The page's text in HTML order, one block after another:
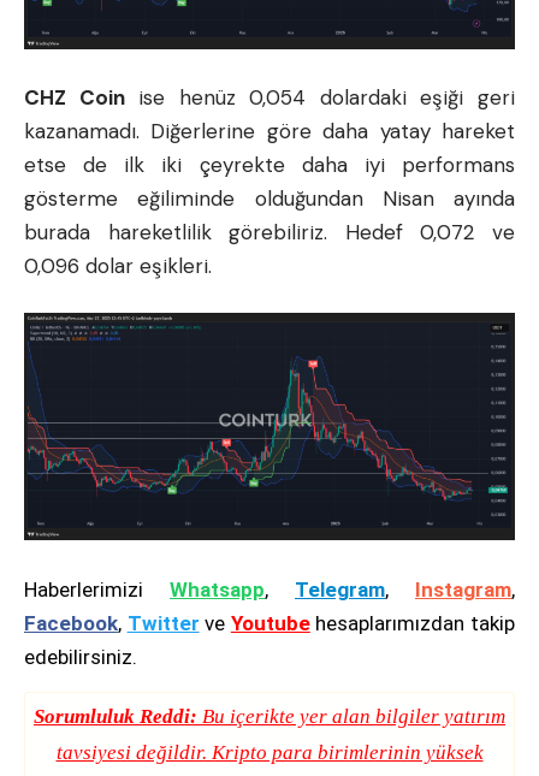
CHZ Coinise henüz 0,054 dolardaki eşiği geri
kazanamadı. Diğerlerine göre daha yatay hareket
etse de ilk iki çeyrekte daha iyi performans
gösterme eğiliminde olduğundan Nisan ayında
burada hareketlilik görebiliriz. Hedef 0,072 ve
0,096 dolar eşikleri.
Haberlerimizi Whatsapp, Telegram, Instagram,
Facebook, Twitter ve Youtubehesaplarımızdan takip
edebilirsiniz.
Sorumluluk Reddi: Bu içerikte yer alan bilgiler yatırım
tavsiyesi değildir. Kripto para birimlerinin yüksek